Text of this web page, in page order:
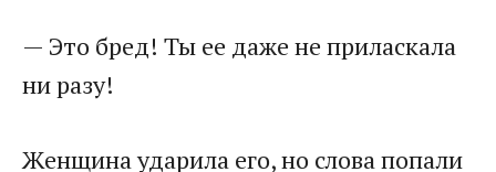
— Это бред! Ты ее даже не приласкала
ни разу!
Женщина ударила его, но слова попали